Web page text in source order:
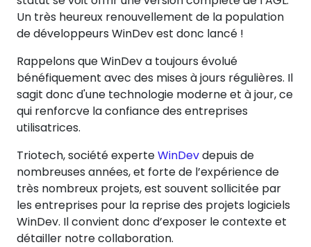
Un très heureux renouvellement de la population
de développeurs WinDev est donc lancé !
Rappelons que WinDev a toujours évolué
bénéfiquement avec des mises à jours régulières. Il
sagit donc d'une technologie moderne et à jour, ce
qui renforcve la confiance des entreprises
utilisatrices.
Triotech, société experteWinDevdepuis de
nombreuses années, et forte de l’expérience de
très nombreux projets, est souvent sollicitée par
les entreprises pour la reprise des projets logiciels
WinDev. Il convient donc d’exposer le contexte et
détailler notre collaboration.